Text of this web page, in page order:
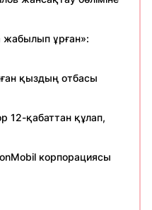
жабылып ұрған»:
қыздың отбасы
12-қабаттан құлап,
корпорациясы